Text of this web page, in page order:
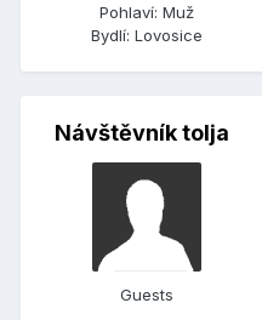
Pohlaví: Muž
Bydlí: Lovosice
Návštěvník tolja
Guests